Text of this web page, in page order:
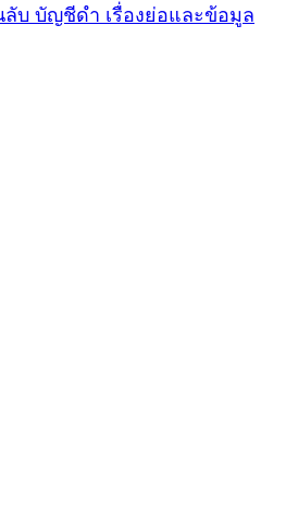
ลับ บัญชีดำ เรื่องย่อและข้อมูล